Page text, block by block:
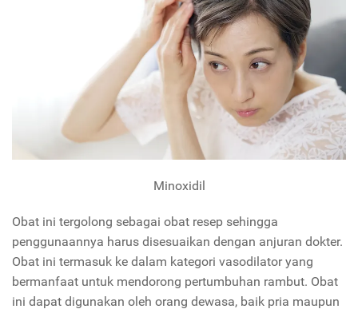
Minoxidil
Obat ini tergolong sebagai obat resep sehingga
penggunaannya harus disesuaikan dengan anjuran dokter.
Obat ini termasuk ke dalam kategori vasodilator yang
bermanfaat untuk mendorong pertumbuhan rambut. Obat
ini dapat digunakan oleh orang dewasa, baik pria maupun